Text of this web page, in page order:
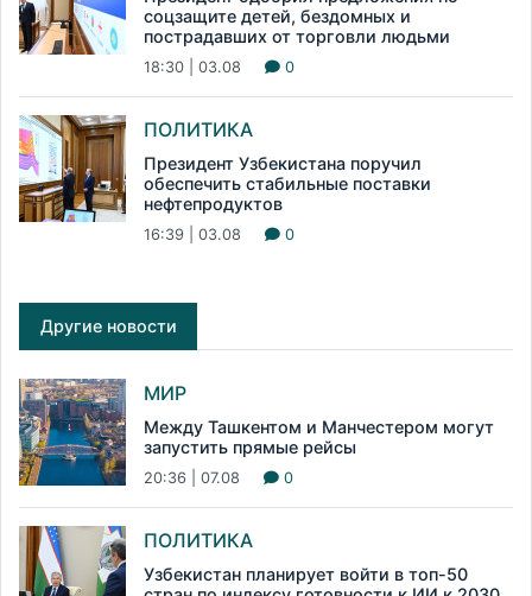
соцзащите детей, бездомных и
пострадавших от торговли людьми
18:30 | 03.08 0
ПОЛИТИКА
Президент Узбекистана поручил
обеспечить стабильные поставки
нефтепродуктов
16:39 | 03.08 0
Другие новости
МИР
Между Ташкентом и Манчестером могут
запустить прямые рейсы
20:36 | 07.08 0
ПОЛИТИКА
Узбекистан планирует войти в топ-50